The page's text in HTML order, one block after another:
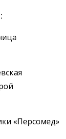
«Персомед»